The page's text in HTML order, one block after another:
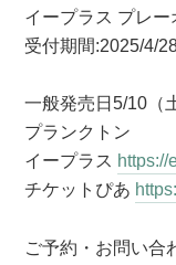
イープラス プレ
受付期間:2025/4/
一般発売日5/10（
プランクトン
イープラス https://
チケットぴあ
ご予約・お問い合